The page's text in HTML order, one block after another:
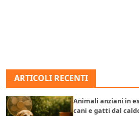
ARTICOLI RECENTI
Animali anziani in
cani e gatti dal